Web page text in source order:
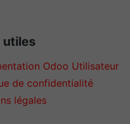
utiles
Odoo Utilisateur
de confidentialité
légales